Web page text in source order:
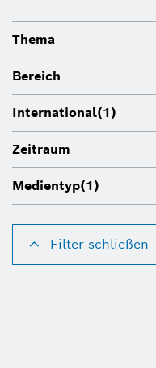
Thema
Bereich
International(1)
Zeitraum
Medientyp(1)
Filter schließen